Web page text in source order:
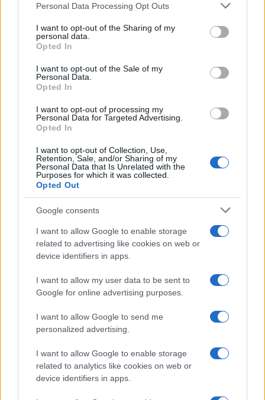
This information may also be disclosed by us to third parties
disclose it to other third parties.
Please note that this website/app uses one or more Google
services and may gather and store information including but
not limited to your visit or usage behaviour. You may click to
grant or deny consent to Google and its third-party tags to
consent section.
Personal Data Processing Opt Outs
I want to opt-out of the Sharing of my
personal data.
Opted In
I want to opt-out of the Sale of my
Personal Data.
Opted In
I want to opt-out of processing my
Personal Data for Targeted Advertising.
Opted In
I want to opt-out of Collection, Use,
Retention, Sale, and/or Sharing of my
Personal Data that Is Unrelated with the
Purposes for which it was collected.
Opted Out
Google consents
I want to allow Google to enable storage
related to advertising like cookies on web or
device identifiers in apps.
I want to allow my user data to be sent to
Google for online advertising purposes.
I want to allow Google to send me
personalized advertising.
I want to allow Google to enable storage
related to analytics like cookies on web or
device identifiers in apps.
Francia
Investieren24
UK
Lgbtq News
Olanda
NL Newz